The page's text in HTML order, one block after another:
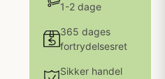
1-2 dage
365 dages
fortrydelsesret
Sikker handel